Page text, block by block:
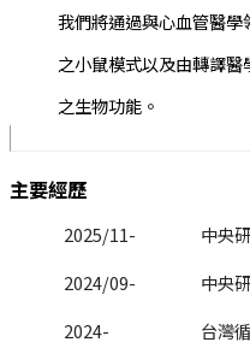
我們將通過與心血管醫
之小鼠模式以及由轉譯
之生物功能。
主要經歷
2025/11-
中央
2024/09-
中央
2024-
台灣